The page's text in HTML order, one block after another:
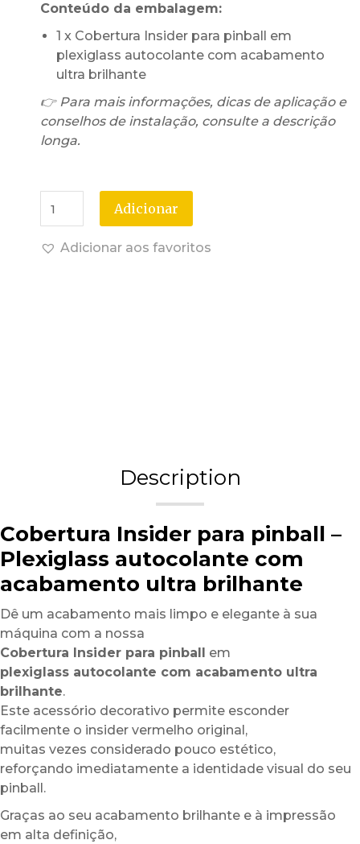
Conteúdo da embalagem:
1 x Cobertura Insider para pinball em
plexiglass autocolante com acabamento
ultra brilhante
👉 Para mais informações, dicas de aplicação e
conselhos de instalação, consulte a descrição
longa.
Adicionar
Adicionar aos favoritos
Description
Cobertura Insider para pinball –
Plexiglass autocolante com
acabamento ultra brilhante
Dê um acabamento mais limpo e elegante à sua
máquina com a nossa
Cobertura Insider para pinball
em
plexiglass autocolante com acabamento ultra
brilhante.
Este acessório decorativo permite esconder
facilmente o insider vermelho original,
muitas vezes considerado pouco estético,
reforçando imediatamente a identidade visual do seu
pinball.
Graças ao seu acabamento brilhante e à impressão
em alta definição,